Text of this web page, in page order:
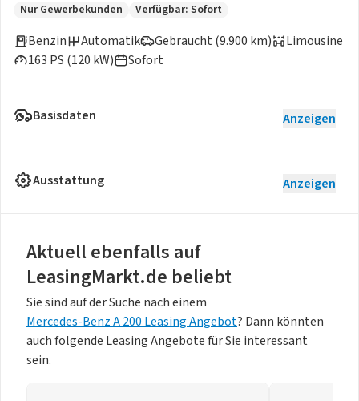
Nur Gewerbekunden Verfügbar: Sofort
Benzin
Gebraucht (9.900 km)
163 PS (120 kW)
Automatik
Limousine
Sofort
Basisdaten Anzeigen
Ausstattung Anzeigen
Aktuell ebenfalls auf
LeasingMarkt.de beliebt
Sie sind auf der Suche nach einem
Mercedes-Benz A 200 Leasing Angebot? Dann könnten
auch folgende Leasing Angebote für Sie interessant
sein.